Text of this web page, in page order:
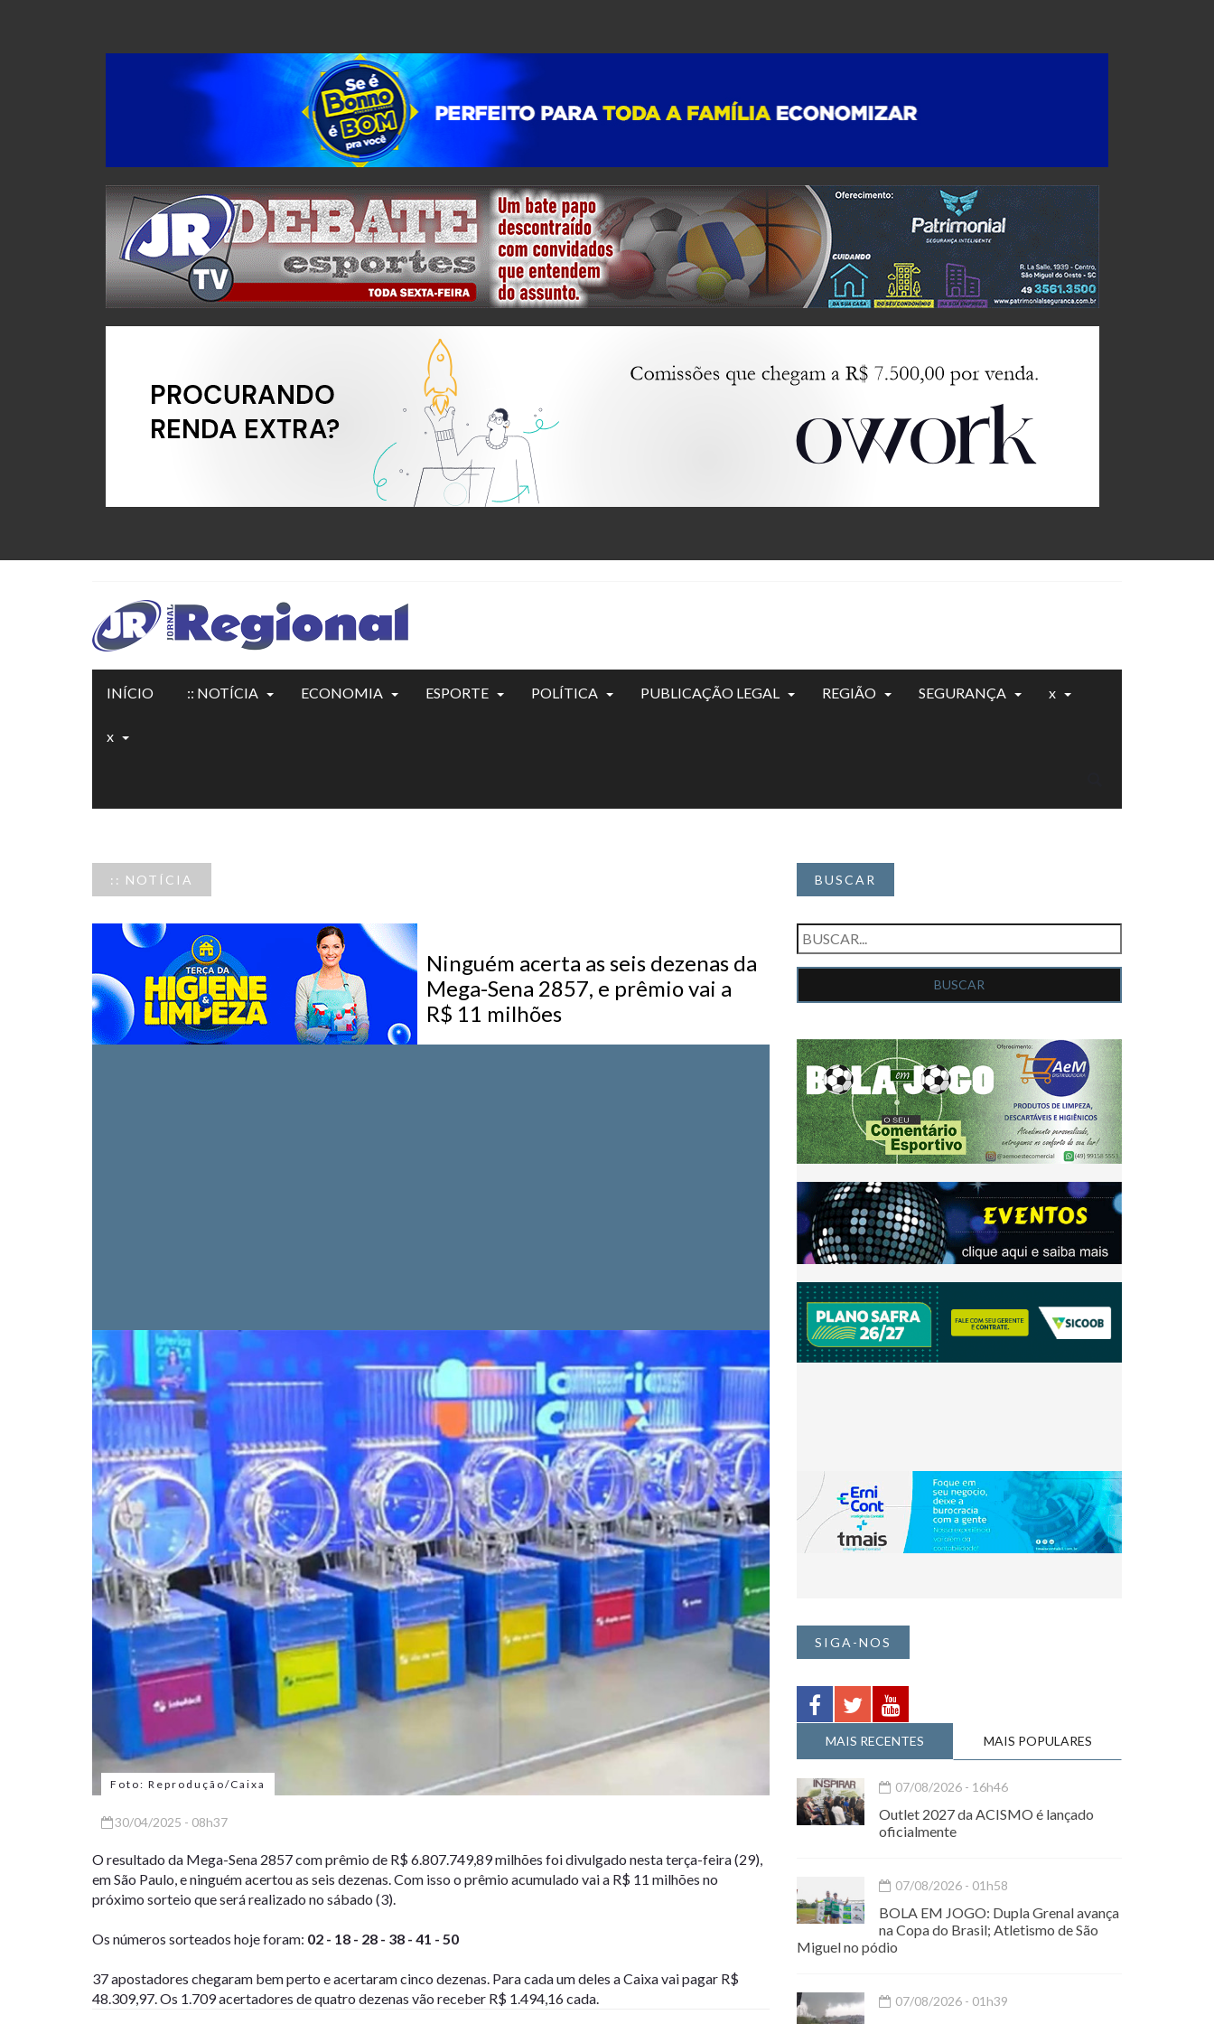
INÍCIO :: NOTÍCIA ECONOMIA ESPORTE POLÍTICA PUBLICAÇÃO LEGAL REGIÃO SEGURANÇA x
x
:: NOTÍCIA
Ninguém acerta as seis dezenas da
Mega-Sena 2857, e prêmio vai a
R$ 11 milhões
Foto: Reprodução/Caixa
30/04/2025 - 08h37
O resultado da Mega-Sena 2857 com prêmio de R$ 6.807.749,89 milhões foi divulgado nesta terça-feira (29),
em São Paulo, e ninguém acertou as seis dezenas. Com isso o prêmio acumulado vai a R$ 11 milhões no
próximo sorteio que será realizado no sábado (3).
Os números sorteados hoje foram: 02 - 18 - 28 - 38 - 41 - 50
37 apostadores chegaram bem perto e acertaram cinco dezenas. Para cada um deles a Caixa vai pagar R$
48.309,97. Os 1.709 acertadores de quatro dezenas vão receber R$ 1.494,16 cada.
BUSCAR
SIGA-NOS
MAIS RECENTES MAIS POPULARES
07/08/2026 - 16h46
Outlet 2027 da ACISMO é lançado
oficialmente
07/08/2026 - 01h58
BOLA EM JOGO: Dupla Grenal avança
na Copa do Brasil; Atletismo de São
Miguel no pódio
07/08/2026 - 01h39